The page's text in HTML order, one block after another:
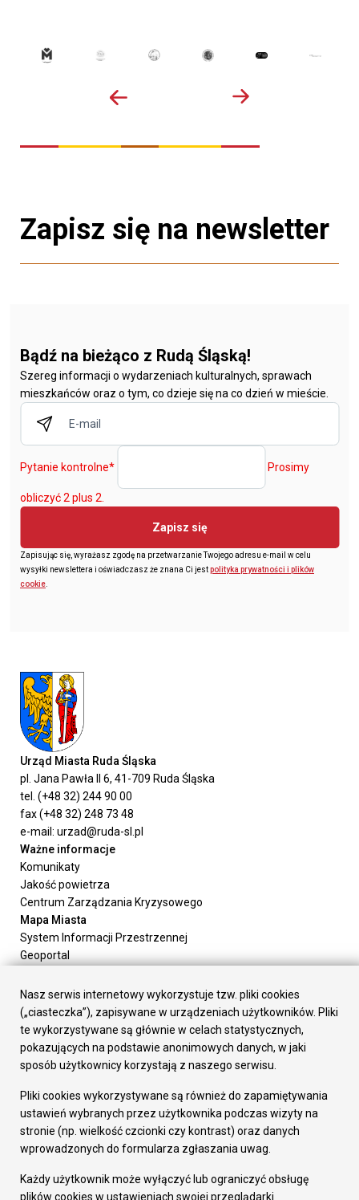
Zapisz się na newsletter
Bądź na bieżąco z Rudą Śląską!
Szereg informacji o wydarzeniach kulturalnych, sprawach
mieszkańców oraz o tym, co dzieje się na co dzień w mieście.
Pytanie kontrolne* Prosimy
obliczyć 2 plus 2.
Zapisz się
Zapisując się, wyrażasz zgodę na przetwarzanie Twojego adresu e-mail w celu
wysyłki newslettera i oświadczasz że znana Ci jestpolityka prywatności i plików
cookie
Urząd Miasta Ruda Śląska
pl. Jana Pawła II 6, 41-709 Ruda Śląska
tel. (+48 32) 244 90 00
fax (+48 32) 248 73 48
e-mail: urzad@ruda-sl.pl
Ważne informacje
Komunikaty
Jakość powietrza
Centrum Zarządzania Kryzysowego
Mapa Miasta
System Informacji Przestrzennej
Geoportal
Załatw sprawę
Prezydent Miasta
Rada Miasta
Wydziały
Elektroniczna Skrzynka Podawcza
Gospodarka
Fundusze europejskie
Środki krajowe
Oferty inwestycyjne
Pozostałe
Nasz serwis internetowy wykorzystuje tzw. pliki cookies
(„ciasteczka”), zapisywane w urządzeniach użytkowników. Pliki
te wykorzystywane są głównie w celach statystycznych,
pokazujących na podstawie anonimowych danych, w jaki
sposób użytkownicy korzystają z naszego serwisu.
Pliki cookies wykorzystywane są również do zapamiętywania
ustawień wybranych przez użytkownika podczas wizyty na
stronie (np. wielkość czcionki czy kontrast) oraz danych
wprowadzonych do formularza zgłaszania uwag.
Każdy użytkownik może wyłączyć lub ograniczyć obsługę
plików cookies w ustawieniach swojej przeglądarki